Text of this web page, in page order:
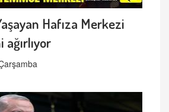
Hafıza Merkezi